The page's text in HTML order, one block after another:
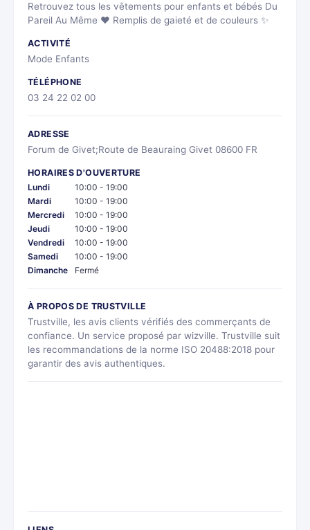
Retrouvez tous les vêtements pour enfants et bébés Du
Pareil Au Même ❤ Remplis de gaieté et de couleurs ✨
ACTIVITÉ
Mode Enfants
TÉLÉPHONE
03 24 22 02 00
ADRESSE
Forum de Givet;Route de Beauraing Givet 08600 FR
HORAIRES D'OUVERTURE
Lundi
10:00 - 19:00
Mardi
10:00 - 19:00
Mercredi
10:00 - 19:00
Jeudi
10:00 - 19:00
Vendredi
10:00 - 19:00
Samedi
10:00 - 19:00
Dimanche
Fermé
À PROPOS DE TRUSTVILLE
Trustville, les avis clients vérifiés des commerçants de
confiance. Un service proposé par wizville. Trustville suit
les recommandations de la norme ISO 20488:2018 pour
garantir des avis authentiques.